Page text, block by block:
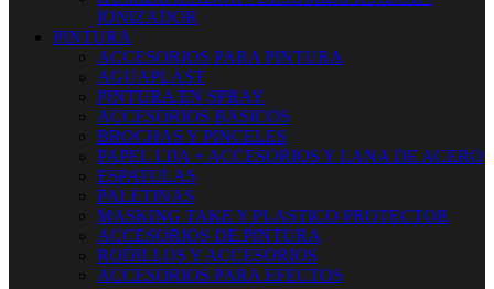
IONIZADOR
PINTURA
ACCESORIOS PARA PINTURA
AGUAPLAST
PINTURA EN SPRAY
ACCESORIOS BASICOS
BROCHAS Y PINCELES
PAPEL LIJA + ACCESORIOS Y LANA DE ACERO
ESPATULAS
PALETINAS
MASKING TAKE Y PLASTICO PROTECTOR
ACCESORIOS DE PINTURA
RODILLOS Y ACCESORIOS
ACCESORIOS PARA EFECTOS